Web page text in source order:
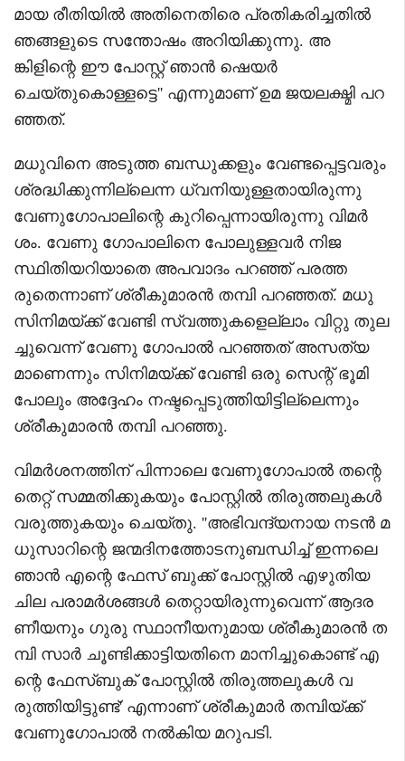
മായ രീതിയിൽ അതിനെതിരെ പ്രതികരിച്ചതിൽ
ഞങ്ങളുടെ സന്തോഷം അറിയിക്കുന്നു. അ
ങ്കിളിന്റെ ഈ പോസ്റ്റ് ഞാൻ ഷെയർ
ചെയ്തുകൊള്ളട്ടെ'' എന്നുമാണ് ഉമ ജയലക്ഷ്മി പറ
ഞ്ഞത്.
മധുവിനെ അടുത്ത ബന്ധുക്കളും വേണ്ടപ്പെട്ടവരും
ശ്രദ്ധിക്കുന്നില്ലെന്ന ധ്വനിയുള്ളതായിരുന്നു
വേണുഗോപാലിന്റെ കുറിപ്പെന്നായിരുന്നു വിമർ
ശം. വേണു ഗോപാലിനെ പോലുള്ളവർ നിജ
സ്ഥിതിയറിയാതെ അപവാദം പറഞ്ഞ് പരത്ത
രുതെന്നാണ് ശ്രീകുമാരൻ തമ്പി പറഞ്ഞത്. മധു
സിനിമയ്ക്ക് വേണ്ടി സ്വത്തുകളെല്ലാം വിറ്റു തുല
ച്ചുവെന്ന് വേണു ഗോപാൽ പറഞ്ഞത് അസത്യ
മാണെന്നും സിനിമയ്ക്ക് വേണ്ടി ഒരു സെന്റ് ഭൂമി
പോലും അദ്ദേഹം നഷ്ടപ്പെടുത്തിയിട്ടില്ലെന്നും
ശ്രീകുമാരൻ തമ്പി പറഞ്ഞു.
വിമർശനത്തിന് പിന്നാലെ വേണുഗോപാൽ തന്റെ
തെറ്റ് സമ്മതിക്കുകയും പോസ്റ്റിൽ തിരുത്തലുകൾ
വരുത്തുകയും ചെയ്തു. ''അഭിവന്ദ്യനായ നടൻ മ
ധുസാറിന്റെ ജന്മദിനത്തോടനുബന്ധിച്ച് ഇന്നലെ
ഞാൻ എന്റെ ഫേസ് ബുക്ക് പോസ്റ്റിൽ എഴുതിയ
ചില പരാമർശങ്ങൾ തെറ്റായിരുന്നുവെന്ന് ആദര
ണീയനും ഗുരു സ്ഥാനീയനുമായ ശ്രീകുമാരൻ ത
മ്പി സാർ ചൂണ്ടിക്കാട്ടിയതിനെ മാനിച്ചുകൊണ്ട് എ
ന്റെ ഫേസ്ബുക് പോസ്റ്റിൽ തിരുത്തലുകൾ വ
രുത്തിയിട്ടുണ്ട്' എന്നാണ് ശ്രീകുമാർ തമ്പിയ്ക്ക്
വേണുഗോപാൽ നൽകിയ മറുപടി.